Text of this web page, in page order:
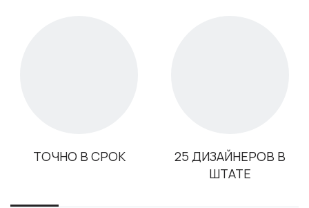
ТОЧНО В СРОК
25 ДИЗАЙНЕРОВ В
ШТАТЕ